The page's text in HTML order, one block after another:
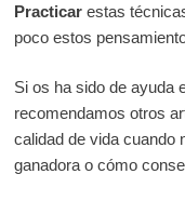
Practicar estas
poco estos
Si os ha sido de ayuda
recomendamos otros
calidad de vida cuando
ganadora o cómo